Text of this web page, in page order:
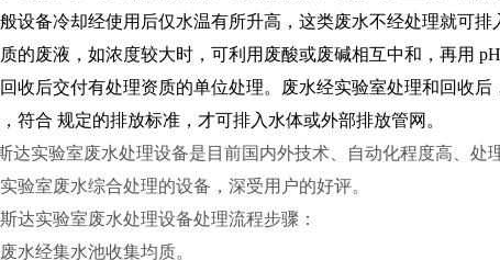
设备冷却经使用后仅水温有所升高，这类废水不经处理就可
的废液，如浓度较大时，可利用废酸或废碱相互中和，再用
收后交付有处理资质的单位处理。废水经实验室处理和回收
符合 规定的排放标准，才可排入水体或外部排放管网。
达实验室废水处理设备是目前国内外技术、自动化程度高、
验室废水综合处理的设备，深受用户的好评。
达实验室废水处理设备处理流程步骤：
水经集水池收集均质。